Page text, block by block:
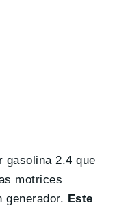
gasolina 2.4 que
motrices
generador. Este